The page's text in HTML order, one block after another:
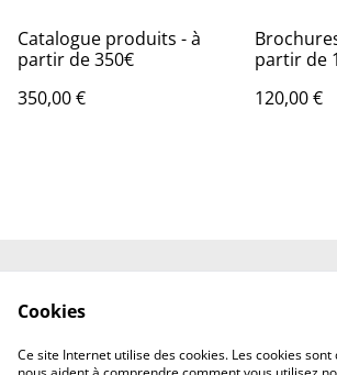
Catalogue produits - à
partir de 350€
350,00 €
partir de
120,00 €
confidentialité
Mentions légales
Cookies
Ce site Internet utilise des cookies. Les cookies